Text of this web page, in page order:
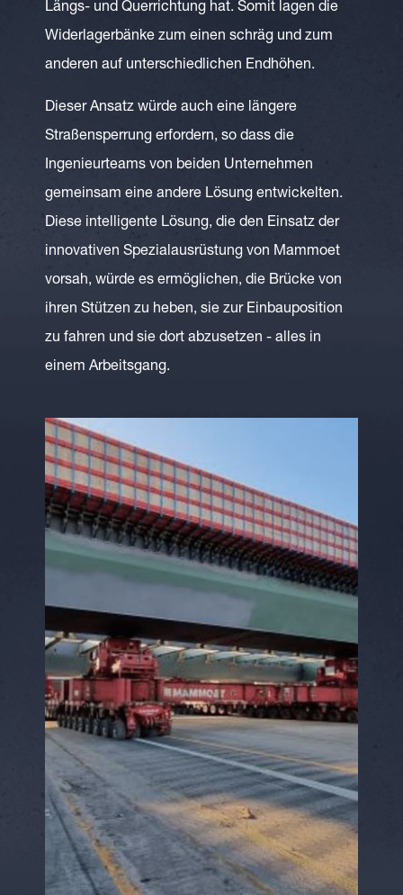
Längs- und Querrichtung hat. Somit lagen die
Widerlagerbänke zum einen schräg und zum
anderen auf unterschiedlichen Endhöhen.
Dieser Ansatz würde auch eine längere
Straßensperrung erfordern, so dass die
Ingenieurteams von beiden Unternehmen
gemeinsam eine andere Lösung entwickelten.
Diese intelligente Lösung, die den Einsatz der
innovativen Spezialausrüstung von Mammoet
vorsah, würde es ermöglichen, die Brücke von
ihren Stützen zu heben, sie zur Einbauposition
zu fahren und sie dort abzusetzen - alles in
einem Arbeitsgang.